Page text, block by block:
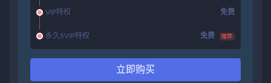
VIP特权 免费
永久SVIP特权 免费 推荐
立即购买